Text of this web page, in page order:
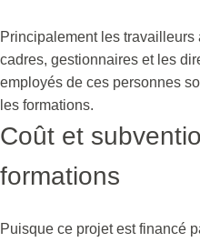
Principalement les travailleurs
cadres, gestionnaires et les
employés de ces personnes
les formations.
Coût et
formations
Puisque ce projet est financé